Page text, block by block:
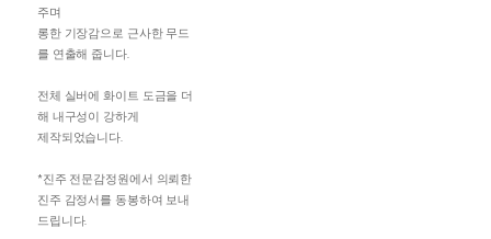
주며
롱한 기장감으로 근사한 무드
를 연출해 줍니다.
전체 실버에 화이트 도금을 더
해 내구성이 강하게
제작되었습니다.
*진주 전문감정원에서 의뢰한
진주 감정서를 동봉하여 보내
드립니다.